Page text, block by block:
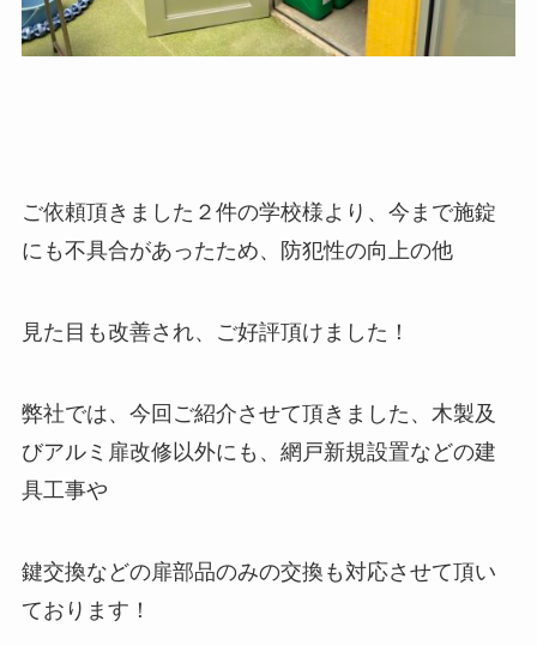
ご依頼頂きました２件の学校様より、今まで施錠
にも不具合があったため、防犯性の向上の他
見た目も改善され、ご好評頂けました！
弊社では、今回ご紹介させて頂きました、木製及
びアルミ扉改修以外にも、網戸新規設置などの建
具工事や
鍵交換などの扉部品のみの交換も対応させて頂い
ております！